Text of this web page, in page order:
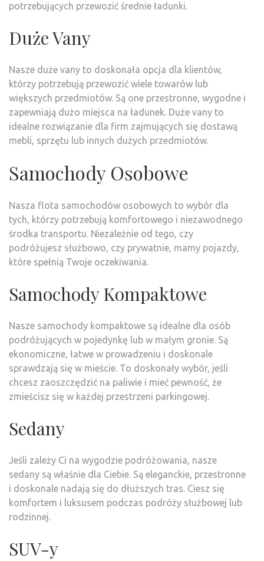
potrzebujących przewozić średnie ładunki.
Duże Vany
Nasze duże vany to doskonała opcja dla klientów,
którzy potrzebują przewozić wiele towarów lub
większych przedmiotów. Są one przestronne, wygodne i
zapewniają dużo miejsca na ładunek. Duże vany to
idealne rozwiązanie dla firm zajmujących się dostawą
mebli, sprzętu lub innych dużych przedmiotów.
Samochody Osobowe
Nasza flota samochodów osobowych to wybór dla
tych, którzy potrzebują komfortowego i niezawodnego
środka transportu. Niezależnie od tego, czy
podróżujesz służbowo, czy prywatnie, mamy pojazdy,
które spełnią Twoje oczekiwania.
Samochody Kompaktowe
Nasze samochody kompaktowe są idealne dla osób
podróżujących w pojedynkę lub w małym gronie. Są
ekonomiczne, łatwe w prowadzeniu i doskonale
sprawdzają się w mieście. To doskonały wybór, jeśli
chcesz zaoszczędzić na paliwie i mieć pewność, że
zmieścisz się w każdej przestrzeni parkingowej.
Sedany
Jeśli zależy Ci na wygodzie podróżowania, nasze
sedany są właśnie dla Ciebie. Są eleganckie, przestronne
i doskonale nadają się do dłuższych tras. Ciesz się
komfortem i luksusem podczas podróży służbowej lub
rodzinnej.
SUV-y